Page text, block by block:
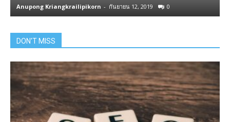
Anupong Kriangkrailipikorn - กันยายน 12, 2019 0
DON'T MISS